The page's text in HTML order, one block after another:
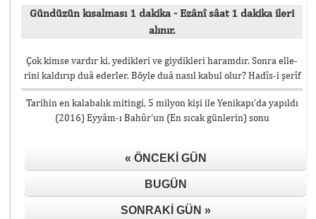
Gündüzün kısalması 1 dakika - Ezânî sâat 1 dakika ileri
alınır.
Çok kimse vardır ki, yedikleri ve giydikleri haramdır. Sonra elle-
rini kaldırıp duâ ederler. Böyle duâ nasıl kabul olur? Hadîs-i şerîf
Tarihin en kalabalık mitingi, 5 milyon kişi ile Yenikapı’da yapıldı
(2016) Eyyâm-ı Bahûr’un (En sıcak günlerin) sonu
« ÖNCEKI GÜN
BUGÜN
SONRAKI GÜN »